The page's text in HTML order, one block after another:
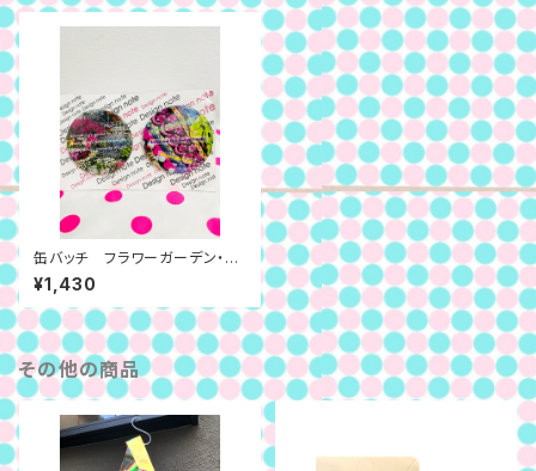
缶バッチ フラワーガーデン・フ
リル
¥1,430
その他の商品